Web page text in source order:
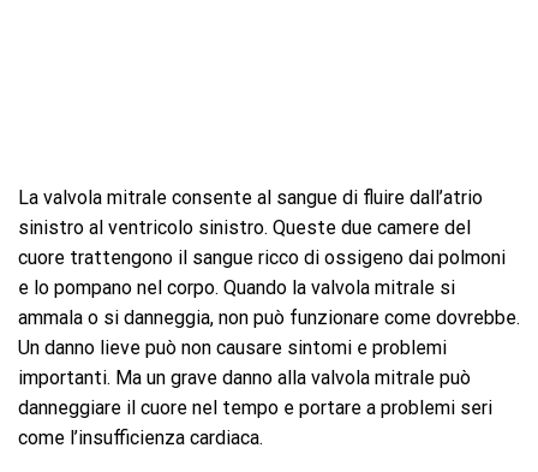
La valvola mitrale consente al sangue di fluire dall’atrio
sinistro al ventricolo sinistro. Queste due camere del
cuore trattengono il sangue ricco di ossigeno dai polmoni
e lo pompano nel corpo. Quando la valvola mitrale si
ammala o si danneggia, non può funzionare come dovrebbe.
Un danno lieve può non causare sintomi e problemi
importanti. Ma un grave danno alla valvola mitrale può
danneggiare il cuore nel tempo e portare a problemi seri
come l’insufficienza cardiaca.